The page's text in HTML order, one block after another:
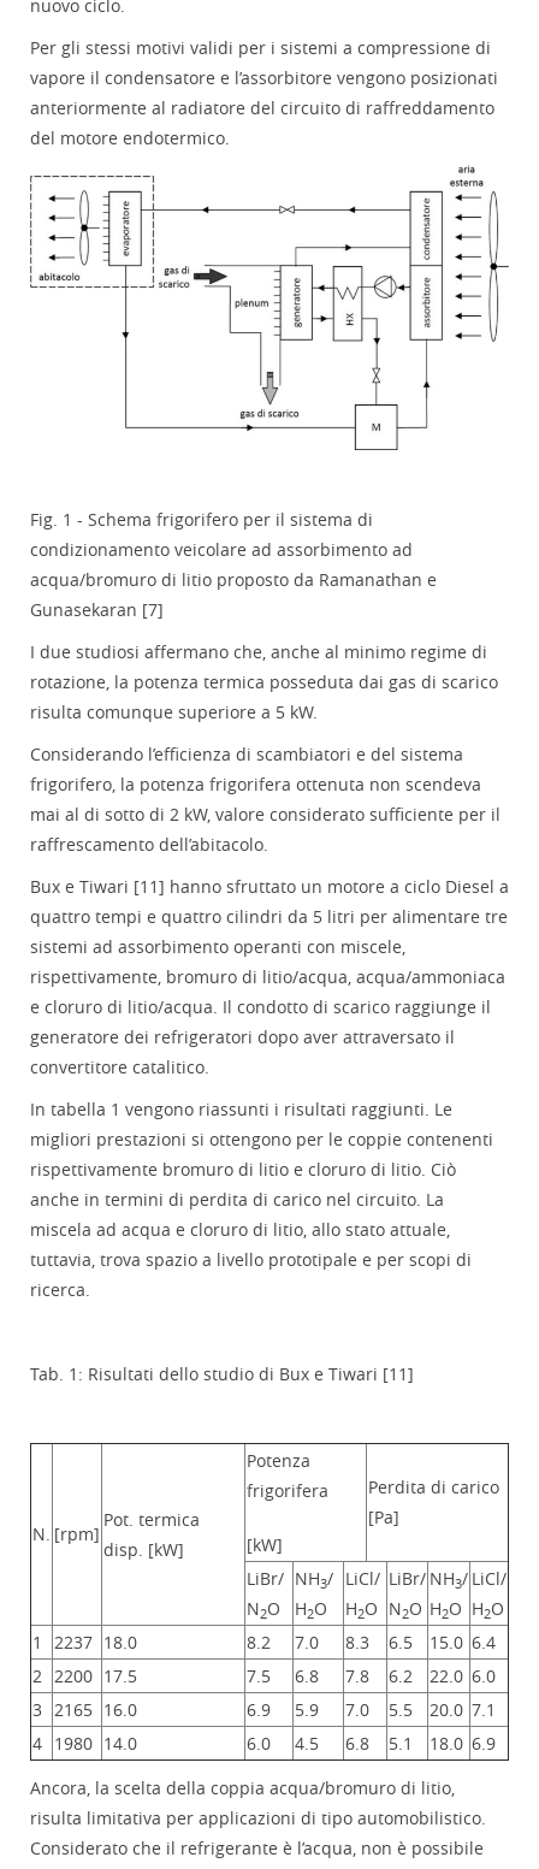
nuovo ciclo.
Per gli stessi motivi validi per i sistemi a compressione di
vapore il condensatore e l’assorbitore vengono posizionati
anteriormente al radiatore del circuito di raffreddamento
del motore endotermico.
Fig. 1 - Schema frigorifero per il sistema di
condizionamento veicolare ad assorbimento ad
acqua/bromuro di litio proposto da Ramanathan e
Gunasekaran [7]
I due studiosi affermano che, anche al minimo regime di
rotazione, la potenza termica posseduta dai gas di scarico
risulta comunque superiore a 5 kW.
Considerando l’efficienza di scambiatori e del sistema
frigorifero, la potenza frigorifera ottenuta non scendeva
mai al di sotto di 2 kW, valore considerato sufficiente per il
raffrescamento dell’abitacolo.
Bux e Tiwari [11] hanno sfruttato un motore a ciclo Diesel a
quattro tempi e quattro cilindri da 5 litri per alimentare tre
sistemi ad assorbimento operanti con miscele,
rispettivamente, bromuro di litio/acqua, acqua/ammoniaca
e cloruro di litio/acqua. Il condotto di scarico raggiunge il
generatore dei refrigeratori dopo aver attraversato il
convertitore catalitico.
In tabella 1 vengono riassunti i risultati raggiunti. Le
migliori prestazioni si ottengono per le coppie contenenti
rispettivamente bromuro di litio e cloruro di litio. Ciò
anche in termini di perdita di carico nel circuito. La
miscela ad acqua e cloruro di litio, allo stato attuale,
tuttavia, trova spazio a livello prototipale e per scopi di
ricerca.
Tab. 1: Risultati dello studio di Bux e Tiwari [11]
N. [rpm]
Pot. termica
disp. [kW]
Potenza
frigorifera
[kW]
Perdita di carico
[Pa]
LiBr/
N2O
NH3/
H2O
LiCl/
H2O
LiBr/
N2O
NH3/
H2O
LiCl/
H2O
1
2237 18.0 8.2 7.0 8.3 6.5 15.0 6.4
2 2200 17.5 7.5 6.8 7.8 6.2 22.0 6.0
3 2165 16.0 6.9 5.9 7.0 5.5 20.0 7.1
4 1980 14.0 6.0 4.5 6.8 5.1 18.0 6.9
Ancora, la scelta della coppia acqua/bromuro di litio,
risulta limitativa per applicazioni di tipo automobilistico.
Considerato che il refrigerante è l’acqua, non è possibile